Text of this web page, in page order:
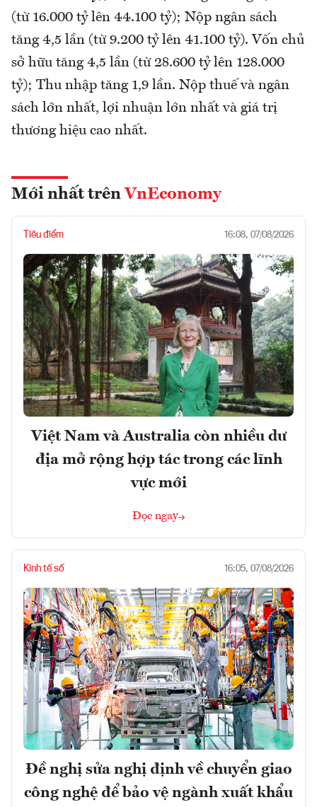
(từ 16.000 tỷ lên 44.100 tỷ); Nộp ngân sách
tăng 4,5 lần (từ 9.200 tỷ lên 41.100 tỷ). Vốn chủ
sở hữu tăng 4,5 lần (từ 28.600 tỷ lên 128.000
tỷ); Thu nhập tăng 1,9 lần. Nộp thuế và ngân
sách lớn nhất, lợi nhuận lớn nhất và giá trị
thương hiệu cao nhất.
Mới nhất trên VnEconomy
Tiêu điểm 16:08, 07/08/2026
Việt Nam và Australia còn nhiều dư
địa mở rộng hợp tác trong các lĩnh
vực mới
Đọc ngay
Kinh tế số 16:05, 07/08/2026
Đề nghị sửa nghị định về chuyển giao
công nghệ để bảo vệ ngành xuất khẩu